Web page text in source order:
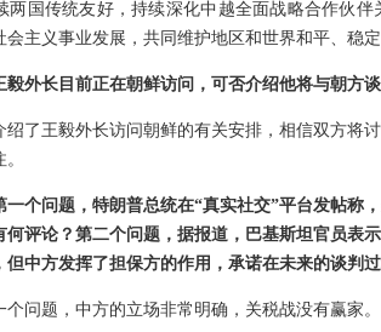
两国传统友好，持续深化中越全面战略合作伙
主义事业发展，共同维护地区和世界和平、稳定
毅外长目前正在朝鲜访问，可否介绍他将与朝方
绍了王毅外长访问朝鲜的有关安排，相信双方将
一个问题，特朗普总统在“真实社交”平台发帖称
评论？第二个问题，据报道，巴基斯坦官员表
但中方发挥了担保方的作用，承诺在未来的谈判
问题，中方的立场非常明确，关税战没有赢家。